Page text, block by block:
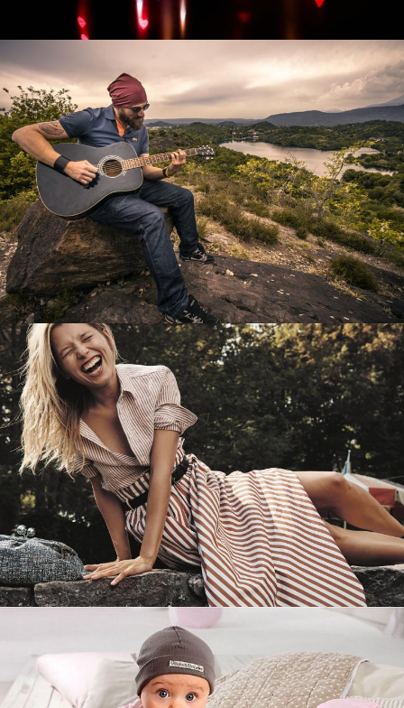
Перевод интернет-магазина
Guitaramania.ru на 1С-Битрикс
Смотреть проект
Имиджевый сайт для сети магазинов
Soho Project
Смотреть проект